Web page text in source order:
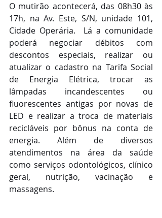
O mutirão acontecerá, das 08h30 às
17h, na Av. Este, S/N, unidade 101,
Cidade Operária.  Lá a comunidade
poderá negociar débitos com
descontos especiais, realizar ou
atualizar o cadastro na Tarifa Social
de Energia Elétrica, trocar as
lâmpadas incandescentes ou
fluorescentes antigas por novas de
LED e realizar a troca de materiais
recicláveis por bônus na conta de
energia. Além de diversos
atendimentos na área da saúde
como serviços odontológicos, clínico
geral, nutrição, vacinação e
massagens.